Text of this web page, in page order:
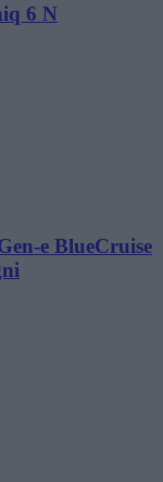
6 N
e BlueCruise